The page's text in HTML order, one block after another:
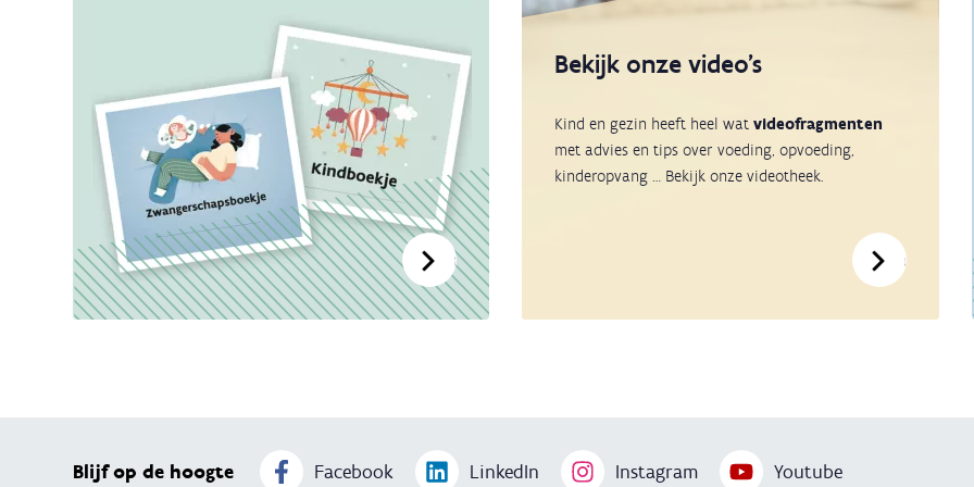
Onze brochures
Bekijk onze video's
Kind en gezin heeft heel watvideofragmenten
met advies en tips over voeding, opvoeding,
kinderopvang … Bekijk onze videotheek.
Bekijk
Blijf op de hoogte Facebook LinkedIn Instagram Youtube